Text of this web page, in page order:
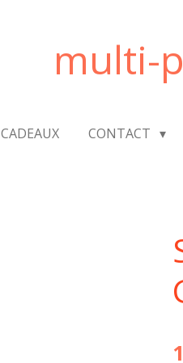
multi-
CADEAUX CONTACT